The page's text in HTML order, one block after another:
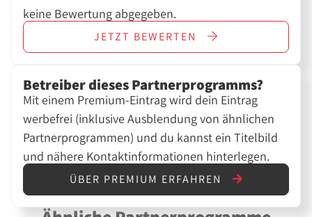
keine Bewertung abgegeben.
JETZT BEWERTEN
Betreiber dieses Partnerprogramms?
Mit einem Premium-Eintrag wird dein Eintrag
werbefrei (inklusive Ausblendung von ähnlichen
Partnerprogrammen) und du kannst ein Titelbild
und nähere Kontaktinformationen hinterlegen.
ÜBER PREMIUM ERFAHREN